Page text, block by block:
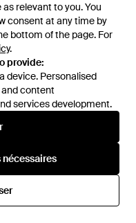
relevant to you. You
consent at any time by
bottom of the page. For
.
provide:
device. Personalised
content
services development.
relevant to you. You
consent at any time by
bottom of the page. For
.
provide:
device. Personalised
content
services development.
€51 €
Chassing À Imprimé